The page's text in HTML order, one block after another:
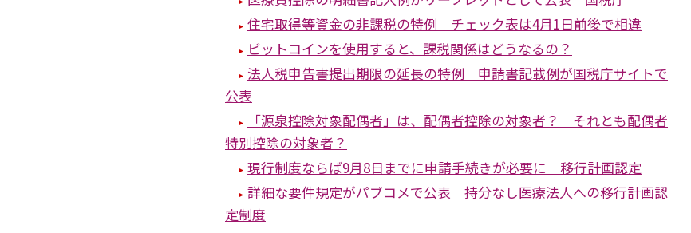
住宅取得等資金の非課税の特例 チェック表は4月1日前後で相違
ビットコインを使用すると、課税関係はどうなるの？
法人税申告書提出期限の延長の特例 申請書記載例が国税庁サイトで
公表
「源泉控除対象配偶者」は、配偶者控除の対象者？ それとも配偶者
特別控除の対象者？
現行制度ならば9月8日までに申請手続きが必要に 移行計画認定
詳細な要件規定がパブコメで公表 持分なし医療法人への移行計画認
定制度